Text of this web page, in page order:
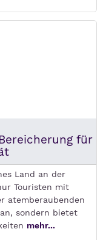
für
Land an der
Touristen mit
atemberaubenden
sondern bietet
mehr...